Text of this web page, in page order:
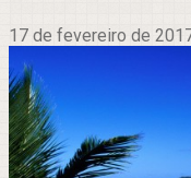
17 de fevereiro de